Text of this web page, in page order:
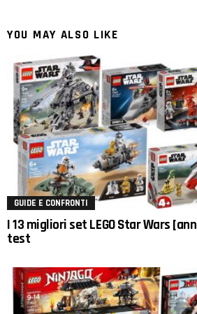
YOU MAY ALSO LIKE
GUIDE E CONFRONTI
I 13 migliori set LEGO Star Wars
test